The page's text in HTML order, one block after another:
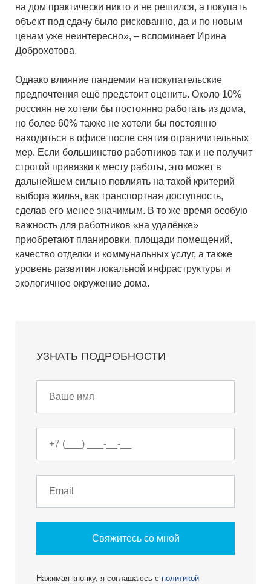
на дом практически никто и не решился, а покупать
объект под сдачу было рискованно, да и по новым
ценам уже неинтересно», – вспоминает Ирина
Доброхотова.
Однако влияние пандемии на покупательские
предпочтения ещё предстоит оценить. Около 10%
россиян не хотели бы постоянно работать из дома,
но более 60% также не хотели бы постоянно
находиться в офисе после снятия ограничительных
мер. Если большинство работников так и не получит
строгой привязки к месту работы, это может в
дальнейшем сильно повлиять на такой критерий
выбора жилья, как транспортная доступность,
сделав его менее значимым. В то же время особую
важность для работников «на удалёнке»
приобретают планировки, площади помещений,
качество отделки и коммунальных услуг, а также
уровень развития локальной инфраструктуры и
экологичное окружение дома.
УЗНАТЬ ПОДРОБНОСТИ
Свяжитесь со мной
Нажимая кнопку, я соглашаюсь с политикой